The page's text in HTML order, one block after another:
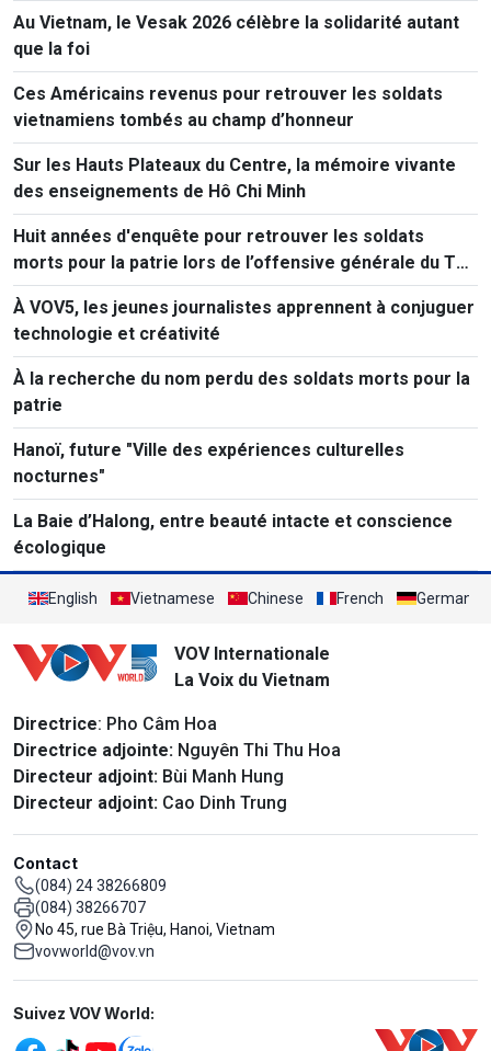
Au Vietnam, le Vesak 2026 célèbre la solidarité autant
que la foi
Ces Américains revenus pour retrouver les soldats
vietnamiens tombés au champ d’honneur
Sur les Hauts Plateaux du Centre, la mémoire vivante
des enseignements de Hô Chi Minh
Huit années d'enquête pour retrouver les soldats
morts pour la patrie lors de l’offensive générale du Têt
de 1968
À VOV5, les jeunes journalistes apprennent à conjuguer
technologie et créativité
À la recherche du nom perdu des soldats morts pour la
patrie
Hanoï, future "Ville des expériences culturelles
nocturnes"
La Baie d’Halong, entre beauté intacte et conscience
écologique
English Vietnamese Chinese French German
VOV Internationale
La Voix du Vietnam
Directrice: Pho Câm Hoa
Directrice adjointe: Nguyên Thi Thu Hoa
Directeur adjoint: Bùi Manh Hung
Directeur adjoint: Cao Dinh Trung
Contact
(084) 24 38266809
(084) 38266707
No 45, rue Bà Triệu, Hanoi, Vietnam
vovworld@vov.vn
Mạng xã hội
Suivez VOV World: